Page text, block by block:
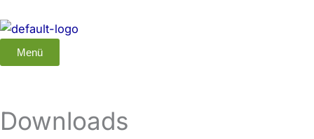
Inhalt
springen
Menü
Downloads